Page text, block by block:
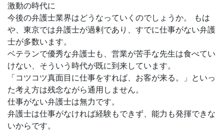
激動の時代に
今後の弁護士業界はどうなっていくのでしょうか。 もは
や、東京では弁護士が過剰であり、すでに仕事がない弁護
士が多数います。
ベテランで優秀な弁護士も、営業が苦手な先生は食べてい
けない、そういう時代が既に到来しています。
「コツコツ真面目に仕事をすれば、お客が来る。」といっ
た考え方は残念ながら通用しません。
仕事がない弁護士は無力です。
弁護士は仕事がなければ経験もできず、能力も発揮できな
いからです。